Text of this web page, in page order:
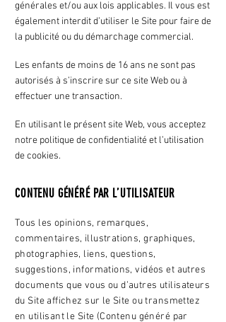
générales et/ou aux lois applicables. Il vous est
également interdit d’utiliser le Site pour faire de
la publicité ou du démarchage commercial.
Les enfants de moins de 16 ans ne sont pas
autorisés à s’inscrire sur ce site Web ou à
effectuer une transaction.
En utilisant le présent site Web, vous acceptez
notre politique de confidentialité et l’utilisation
de cookies.
CONTENU GÉNÉRÉ PAR L’UTILISATEUR
Tous les opinions, remarques,
commentaires, illustrations, graphiques,
photographies, liens, questions,
suggestions, informations, vidéos et autres
documents que vous ou d’autres utilisateurs
du Site affichez sur le Site ou transmettez
en utilisant le Site (Contenu généré par